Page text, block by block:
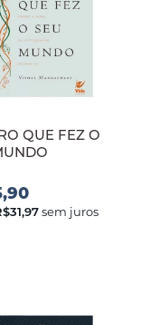
QUE FEZ O
sem juros